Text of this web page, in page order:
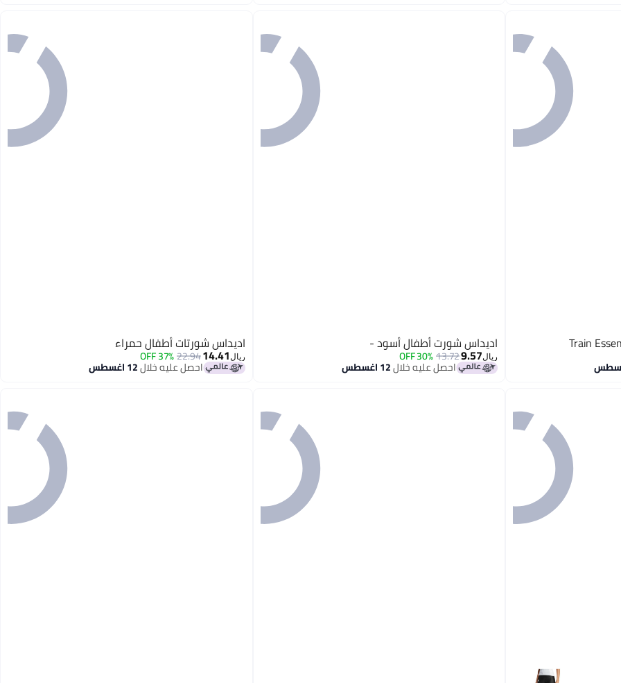
اديداس شورت أطفال أسود -
ريال9.57
13.72
30% OFF
احصل عليه خلال12 اغسطس
اديداس شورتات أطفال حمراء
ريال 14.41
22.94
37% OFF
احصل عليه خلال12 اغسطس